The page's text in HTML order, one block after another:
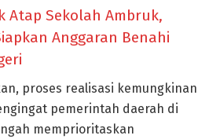
Atap Sekolah Ambruk,
Anggaran Benahi
proses realisasi kemungkinan
pemerintah daerah di
memprioritaskan